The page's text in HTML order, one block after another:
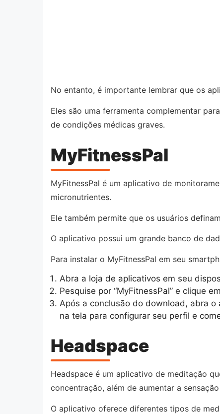
No entanto, é importante lembrar que os
Eles são uma ferramenta complementar
de condições médicas graves.
MyFitnessPal
MyFitnessPal é um aplicativo de
micronutrientes.
Ele também permite que os usuários
O aplicativo possui um grande banco de
Para instalar o MyFitnessPal em seu
Abra a loja de aplicativos em seu
Pesquise por “MyFitnessPal” e clique
Após a conclusão do download, abra
na tela para configurar seu perfil e
Headspace
Headspace é um aplicativo de meditação
concentração, além de aumentar a
O aplicativo oferece diferentes tipos de